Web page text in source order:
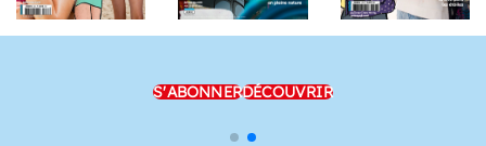
S'ABONNERDÉCOUVRIR